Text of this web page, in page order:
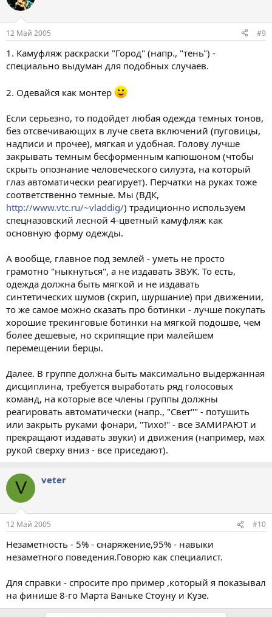
12 Май 2005 #9
1. Камуфляж раскраски "Город" (напр., "тень") -
специально выдуман для подобных случаев.
2. Одевайся как монтер
Если серьезно, то подойдет любая одежда темных тонов,
без отсвечивающих в луче света включений (пуговицы,
надписи и прочее), мягкая и удобная. Голову лучше
закрывать темным бесформенным капюшоном (чтобы
скрыть опознание человеческого силуэта, на который
глаз автоматически реагирует). Перчатки на руках тоже
соответственно темные. Мы (ВДК,
http://www.vtc.ru/~vladdig/) традиционно используем
спецназовский лесной 4-цветный камуфляж как
основную форму одежды.
А вообще, главное под землей - уметь не просто
грамотно "ныкнуться", а не издавать ЗВУК. То есть,
одежда должна быть мягкой и не издавать
синтетических шумов (скрип, шуршание) при движении,
то же самое можно сказать про ботинки - лучше покупать
хорошие трекинговые ботинки на мягкой подошве, чем
более дешевые, но скрипящие при малейшем
перемещении берцы.
Далее. В группе должна быть максимально выдержанная
дисциплина, требуется выработать ряд голосовых
команд, на которые все члены группы должны
реагировать автоматически (напр., "Свет"" - потушить
или закрыть руками фонари, "Тихо!" - все ЗАМИРАЮТ и
прекращают издавать звуки) и движения (например, мах
рукой сверху вниз - все приседают).
V veter
12 Май 2005 #10
Незаметность - 5% - снаряжение,95% - навыки
незаметного поведения.Говорю как специалист.
Для справки - спросите про пример ,который я показывал
на финише 8-го Марта Ваньке Стоуну и Кузе.